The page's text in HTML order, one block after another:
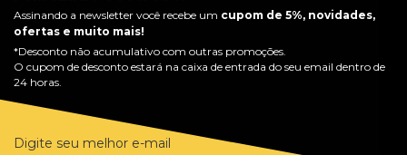
Assinando a newsletter você recebe um cupom de 5%, novidades,
ofertas e muito mais!
*Desconto não acumulativo com outras promoções.
O cupom de desconto estará na caixa de entrada do seu email dentro de
24 horas.
Digite seu melhor e-mail